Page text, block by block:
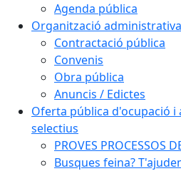
Agenda pública
Organització administrativa
Contractació pública
Convenis
Obra pública
Anuncis / Edictes
Oferta pública d'ocupació i
selectius
PROVES PROCESSOS
Busques feina?